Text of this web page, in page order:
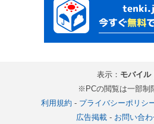
表示： モバイル
※PCの閲覧は一部制
利用規約 - プライバシーポリシ
広告掲載- お問い合